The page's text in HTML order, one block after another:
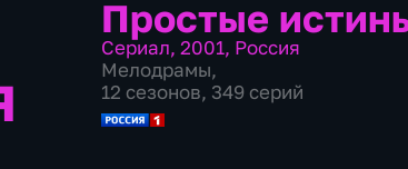
Простые
Сериал, 2001, Россия
Мелодрамы,
12 сезонов, 349 серий